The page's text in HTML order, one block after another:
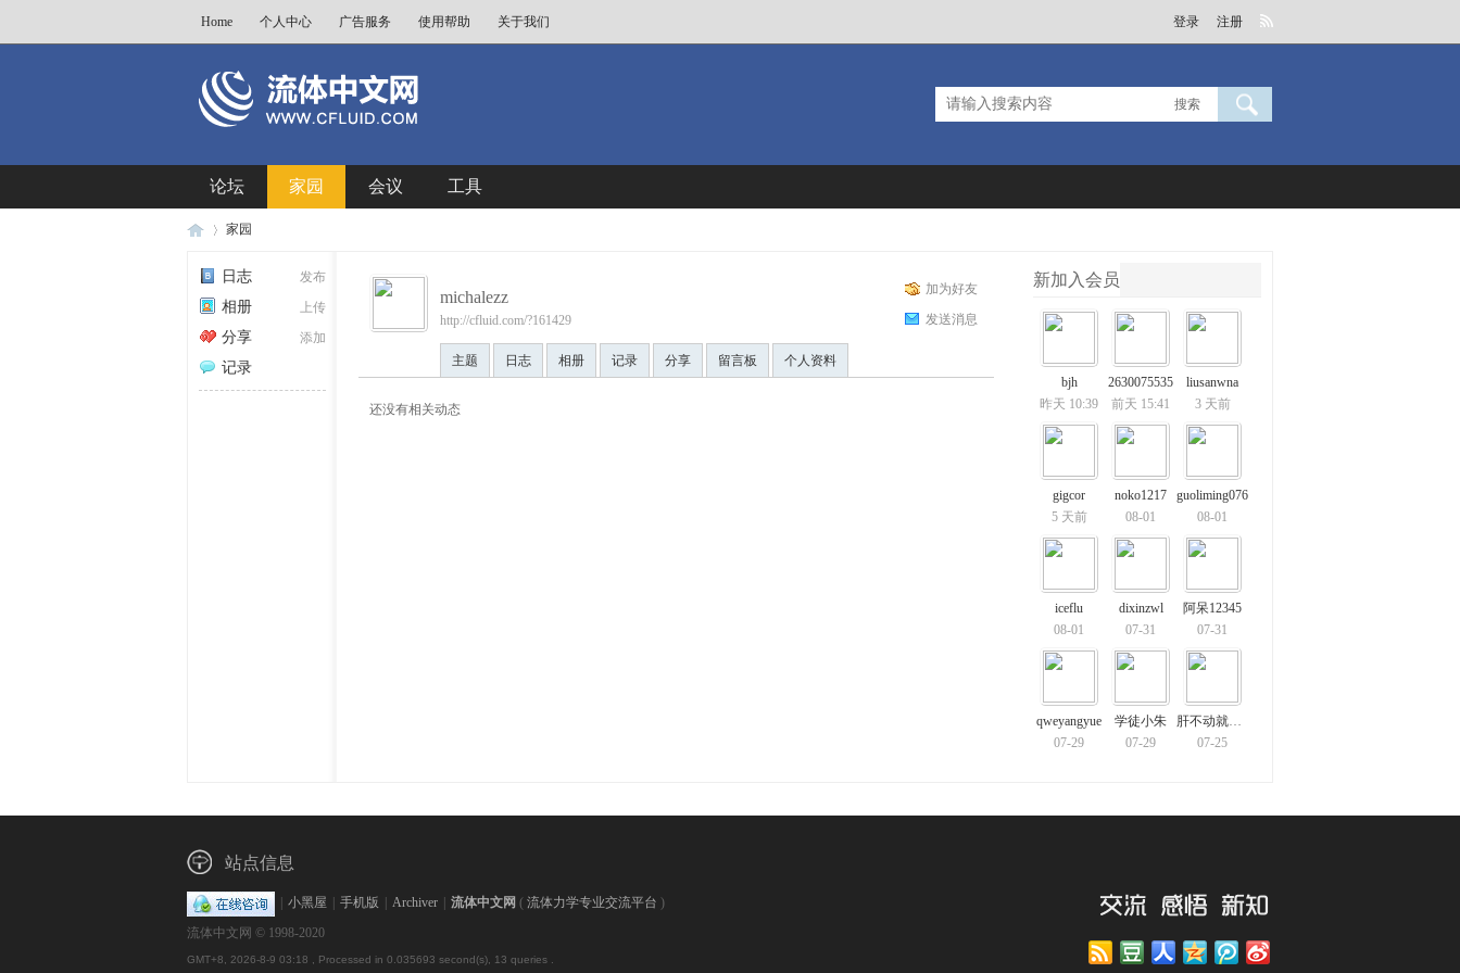
Home 个人中心 广告服务 使用帮助 关于我们 登录 注册
搜索
论坛 家园 会议 工具
家园
发布
日志
上传
相册
添加
分享
记录
新加入会员
bjh
昨天 10:39
2630075535
前天 15:41
liusanwna
3 天前
gigcor
5 天前
noko1217
08-01
guoliming076
08-01
iceflu
08-01
dixinzwl
07-31
阿呆12345
07-31
qweyangyue
07-29
学徒小朱
07-29
肝不动就开摆
07-25
加为好友
发送消息
michalezz
http://cfluid.com/?161429
主题 日志 相册 记录 分享 留言板 个人资料
还没有相关动态
站点信息
小黑屋 手机版 Archiver 流体中文网 ( 流体力学专业交流平台 )
流体中文网 © 1998-2020
GMT+8, 2026-8-9 03:18 , Processed in 0.035693 second(s), 13 queries .